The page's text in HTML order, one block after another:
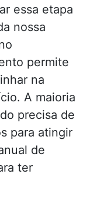
essa etapa
nossa
permite
na
A maioria
precisa de
para atingir
de
ter